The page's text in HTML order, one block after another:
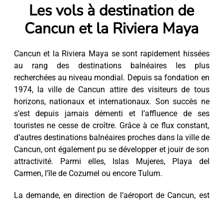
Les vols à destination de
Cancun et la Riviera Maya
Cancun et la Riviera Maya se sont rapidement hissées
au rang des destinations balnéaires les plus
recherchées au niveau mondial. Depuis sa fondation en
1974, la ville de Cancun attire des visiteurs de tous
horizons, nationaux et internationaux. Son succès ne
s’est depuis jamais démenti et l’affluence de ses
touristes ne cesse de croître. Grâce à ce flux constant,
d’autres destinations balnéaires proches dans la ville de
Cancun, ont également pu se développer et jouir de son
attractivité. Parmi elles, Islas Mujeres, Playa del
Carmen, l’île de Cozumel ou encore Tulum.
La demande, en direction de l’aéroport de Cancun, est